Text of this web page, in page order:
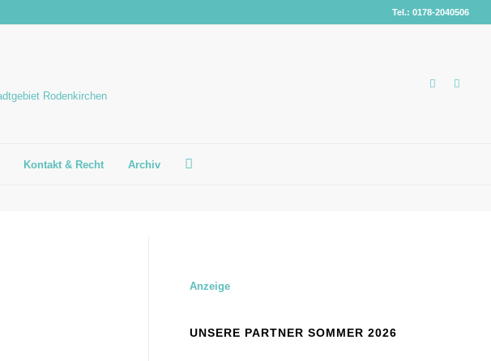
Tel.: 0178-2040506
Kontakt & Recht Archiv
Anzeige
UNSERE PARTNER SOMMER 2026